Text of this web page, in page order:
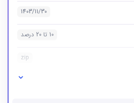
1403/11/30
10 تا 20 درصد
zip
بانک شماره موبایل